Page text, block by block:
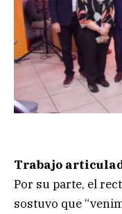
Trabajo
Por su parte, el
sostuvo que